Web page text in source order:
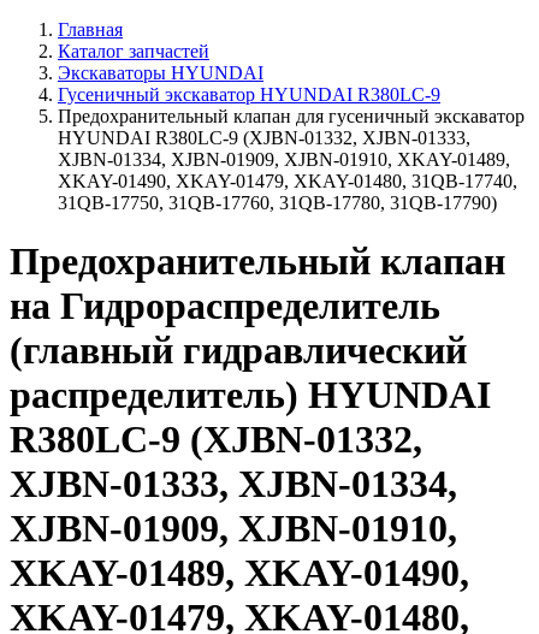
Главная
Каталог запчастей
Экскаваторы HYUNDAI
Гусеничный экскаватор HYUNDAI R380LC-9
Предохранительный клапан для гусеничный экскаватор
HYUNDAI R380LC-9 (XJBN-01332, XJBN-01333,
XJBN-01334, XJBN-01909, XJBN-01910, XKAY-01489,
XKAY-01490, XKAY-01479, XKAY-01480, 31QB-17740,
31QB-17750, 31QB-17760, 31QB-17780, 31QB-17790)
Предохранительный клапан
на Гидрораспределитель
(главный гидравлический
распределитель) HYUNDAI
R380LC-9 (XJBN-01332,
XJBN-01333, XJBN-01334,
XJBN-01909, XJBN-01910,
XKAY-01489, XKAY-01490,
XKAY-01479, XKAY-01480,